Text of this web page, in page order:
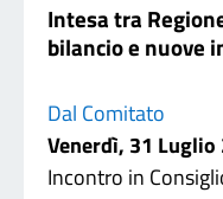
Intesa tra
bilancio e nuove
Dal Comitato
Venerdì, 31 Luglio
Incontro in